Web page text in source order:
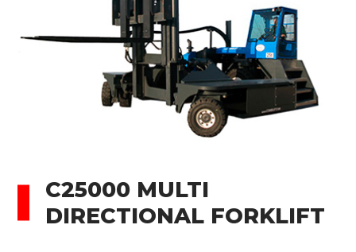
C25000 MULTI
DIRECTIONAL FORKLIFT